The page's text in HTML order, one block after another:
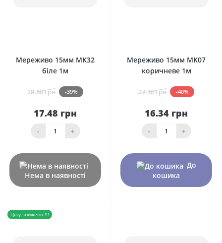
Мереживо 15мм MK32
біле 1м
28.88 грн -39%
17.48 грн
- +
Нема в наявності
Мереживо 15мм MK07
коричневе 1м
27.36 грн -40%
16.34 грн
- +
До
кошика
Ціну знижено !!!